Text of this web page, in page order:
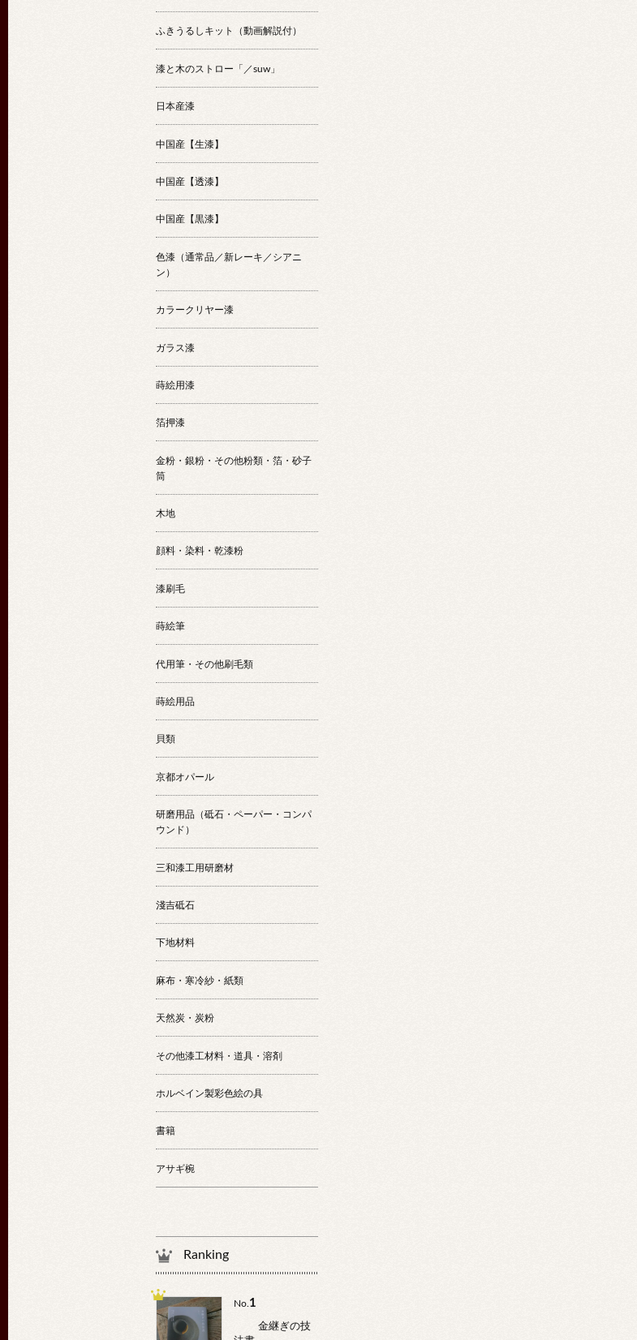
ふきうるしキット（動画解説付）
漆と木のストロー「／suw」
日本産漆
中国産【生漆】
中国産【透漆】
中国産【黒漆】
色漆（通常品／新レーキ／シアニ
ン）
カラークリヤー漆
ガラス漆
蒔絵用漆
箔押漆
金粉・銀粉・その他粉類・箔・砂子
筒
木地
顔料・染料・乾漆粉
漆刷毛
蒔絵筆
代用筆・その他刷毛類
蒔絵用品
貝類
京都オパール
研磨用品（砥石・ペーパー・コンパ
ウンド）
三和漆工用研磨材
淺吉砥石
下地材料
麻布・寒冷紗・紙類
天然炭・炭粉
その他漆工材料・道具・溶剤
ホルベイン製彩色絵の具
書籍
アサギ椀
Ranking
No.1
金継ぎの技